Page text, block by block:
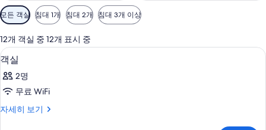
객
실
에
사
용
가
능
필
모든 객실 침대 1개 침대 2개 침대 3개 이상
12개 객실 중 12개 표시 중
객
실
사
모
저자극성 침구, 무료 미니바 품목, 암
2
객실
2명
무료 WiFi
자세히 보기
객